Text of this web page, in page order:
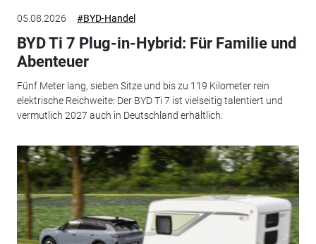
05.08.2026 #BYD-Handel
BYD Ti 7 Plug-in-Hybrid: Für Familie und
Abenteuer
Fünf Meter lang, sieben Sitze und bis zu 119 Kilometer rein
elektrische Reichweite: Der BYD Ti 7 ist vielseitig talentiert und
vermutlich 2027 auch in Deutschland erhältlich.